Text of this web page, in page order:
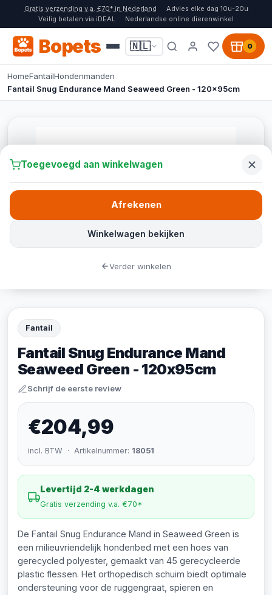
Gratis verzending v.a. €70* in Nederland
Advies elke dag 10u-20u
Veilig betalen via iDEAL
Nederlandse online dierenwinkel
Bopets 🇳🇱 0
HomeFantailHondenmanden
Fantail Snug Endurance Mand Seaweed Green - 120x95cm
Fantail
Fantail Snug Endurance Mand
Seaweed Green - 120x95cm
Schrijf de eerste review
€204,99
incl. BTW · Artikelnummer: 18051
Levertijd 2-4 werkdagen
Gratis verzending v.a. €70*
De Fantail Snug Endurance Mand in Seaweed Green is
een milieuvriendelijk hondenbed met een hoes van
gerecycled polyester, gemaakt van 45 gerecycleerde
plastic flessen. Het orthopedisch schuim biedt optimale
ondersteuning voor de ruggengraat, spieren en
Toegevoegd aan winkelwagen
Winkelwagen bekijken
Afrekenen
Verder winkelen